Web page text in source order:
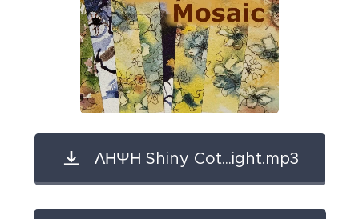
ΛΗΨΗ Shiny Cot...ight.mp3